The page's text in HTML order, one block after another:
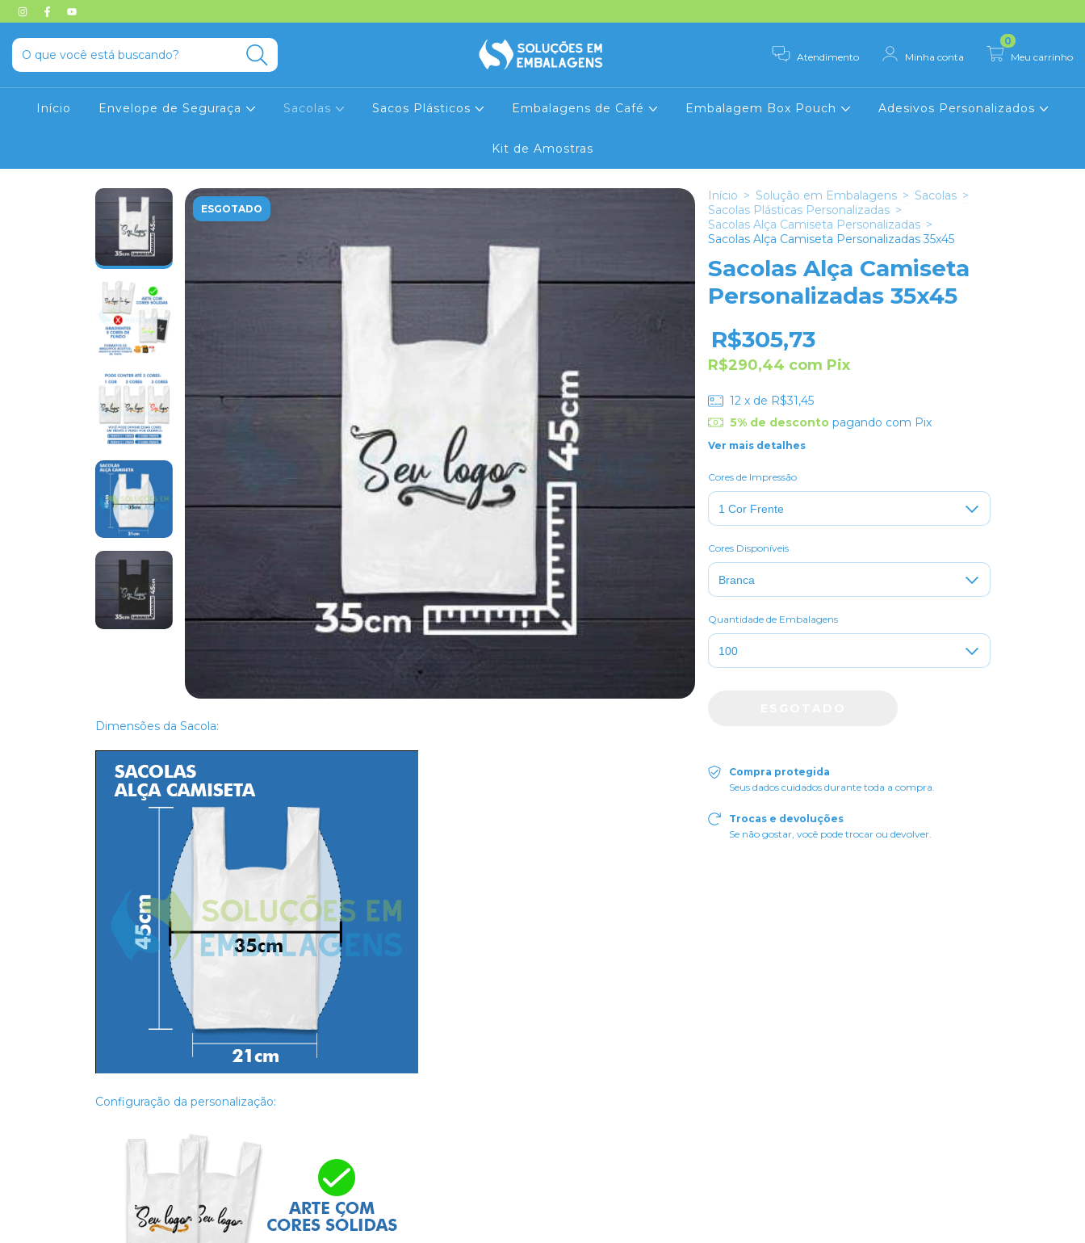
Atendimento Minha conta Meu carrinho
0
Início Envelope de Seguraça Sacolas Sacos Plásticos Embalagens de Café Embalagem Box Pouch Adesivos Personalizados
Kit de Amostras
ESGOTADO
Dimensões da Sacola:
Configuração da personalização:
Início > Solução em Embalagens > Sacolas >
Sacolas Plásticas Personalizadas >
Sacolas Alça Camiseta Personalizadas >
Sacolas Alça Camiseta Personalizadas 35x45
Sacolas Alça Camiseta
Personalizadas 35x45
R$305,73
R$290,44 com Pix
12 x de R$31,45
5% de descontopagando com Pix
Ver mais detalhes
Cores de Impressão
Cores Disponíveis
Quantidade de Embalagens
Compra protegida
Seus dados cuidados durante toda a compra.
Trocas e devoluções
Se não gostar, você pode trocar ou devolver.